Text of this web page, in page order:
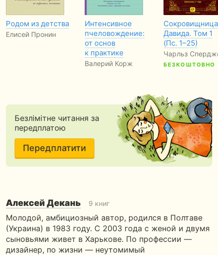
Родом из детства
Елисей Пронин
Интенсивное
пчеловождение:
от основ
к практике
Валерий Корж
Сокровищница
Давида. Том 1
(Пс. 1–25)
Чарльз
БЕЗКОШТОВНО
Безлімітне читання за
передплатою
Передплатити
Алексей Декань 9 книг
Молодой, амбициозный автор, родился в Полтаве
(Украина) в 1983 году. С 2003 года с женой и двумя
сыновьями живет в Харькове. По профессии —
дизайнер, по жизни — неутомимый